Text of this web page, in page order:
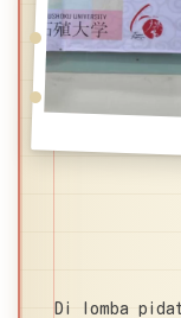
Di lomba